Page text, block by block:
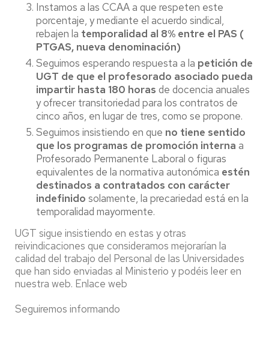
Instamos a las CCAA a que respeten este
porcentaje, y mediante el acuerdo sindical,
rebajen la temporalidad al 8% entre el PAS (
PTGAS, nueva denominación)
Seguimos esperando respuesta a la petición de
UGT de que el profesorado asociado pueda
impartir hasta 180 horas de docencia anuales
y ofrecer transitoriedad para los contratos de
cinco años, en lugar de tres, como se propone.
Seguimos insistiendo en que no tiene sentido
que los programas de promoción interna a
Profesorado Permanente Laboral o figuras
equivalentes de la normativa autonómica estén
destinados a contratados con carácter
indefinido solamente, la precariedad está en la
temporalidad mayormente.
UGT sigue insistiendo en estas y otras
reivindicaciones que consideramos mejorarían la
calidad del trabajo del Personal de las Universidades
que han sido enviadas al Ministerio y podéis leer en
nuestra web. Enlace web
Seguiremos informando